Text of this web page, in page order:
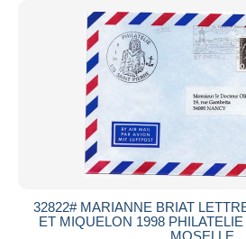
32822# MARIANNE BRIAT
ET MIQUELON 1998
MOSELLE